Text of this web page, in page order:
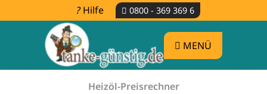
Hilfe 0800 - 369 369 6
MENÜ
Heizöl-Preisrechner